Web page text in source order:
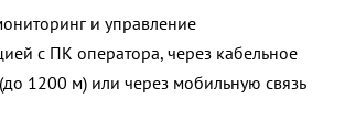
и управление
с ПК оператора, через кабельное
1200 м) или через мобильную связь